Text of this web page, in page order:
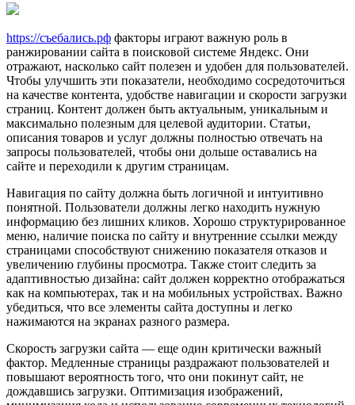
https://съебались.рф факторы играют важную роль в
ранжировании сайта в поисковой системе Яндекс. Они
отражают, насколько сайт полезен и удобен для пользователей.
Чтобы улучшить эти показатели, необходимо сосредоточиться
на качестве контента, удобстве навигации и скорости загрузки
страниц. Контент должен быть актуальным, уникальным и
максимально полезным для целевой аудитории. Статьи,
описания товаров и услуг должны полностью отвечать на
запросы пользователей, чтобы они дольше оставались на
сайте и переходили к другим страницам.
Навигация по сайту должна быть логичной и интуитивно
понятной. Пользователи должны легко находить нужную
информацию без лишних кликов. Хорошо структурированное
меню, наличие поиска по сайту и внутренние ссылки между
страницами способствуют снижению показателя отказов и
увеличению глубины просмотра. Также стоит следить за
адаптивностью дизайна: сайт должен корректно отображаться
как на компьютерах, так и на мобильных устройствах. Важно
убедиться, что все элементы сайта доступны и легко
нажимаются на экранах разного размера.
Скорость загрузки сайта — еще один критически важный
фактор. Медленные страницы раздражают пользователей и
повышают вероятность того, что они покинут сайт, не
дождавшись загрузки. Оптимизация изображений,